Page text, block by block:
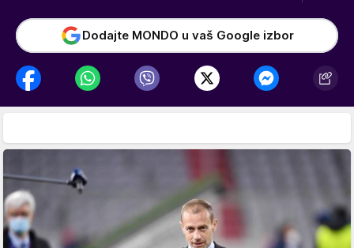
Dodajte MONDO u vaš Google izbor